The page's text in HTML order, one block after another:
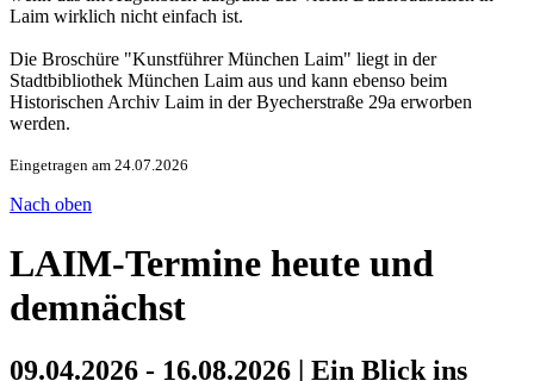
Laim wirklich nicht einfach ist.
Die Broschüre "Kunstführer München Laim" liegt in der
Stadtbibliothek München Laim aus und kann ebenso beim
Historischen Archiv Laim in der Byecherstraße 29a erworben
werden.
Eingetragen am 24.07.2026
Nach oben
LAIM-Termine heute und
demnächst
09.04.2026 - 16.08.2026 | Ein Blick ins